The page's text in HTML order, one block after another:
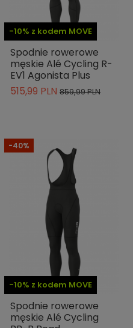
-10% z kodem MOVE
Spodnie rowerowe
męskie Alé Cycling R-
EV1 Agonista Plus
515,99 PLN 859,99 PLN
-10% z kodem MOVE
-40%
Spodnie rowerowe
męskie Alé Cycling